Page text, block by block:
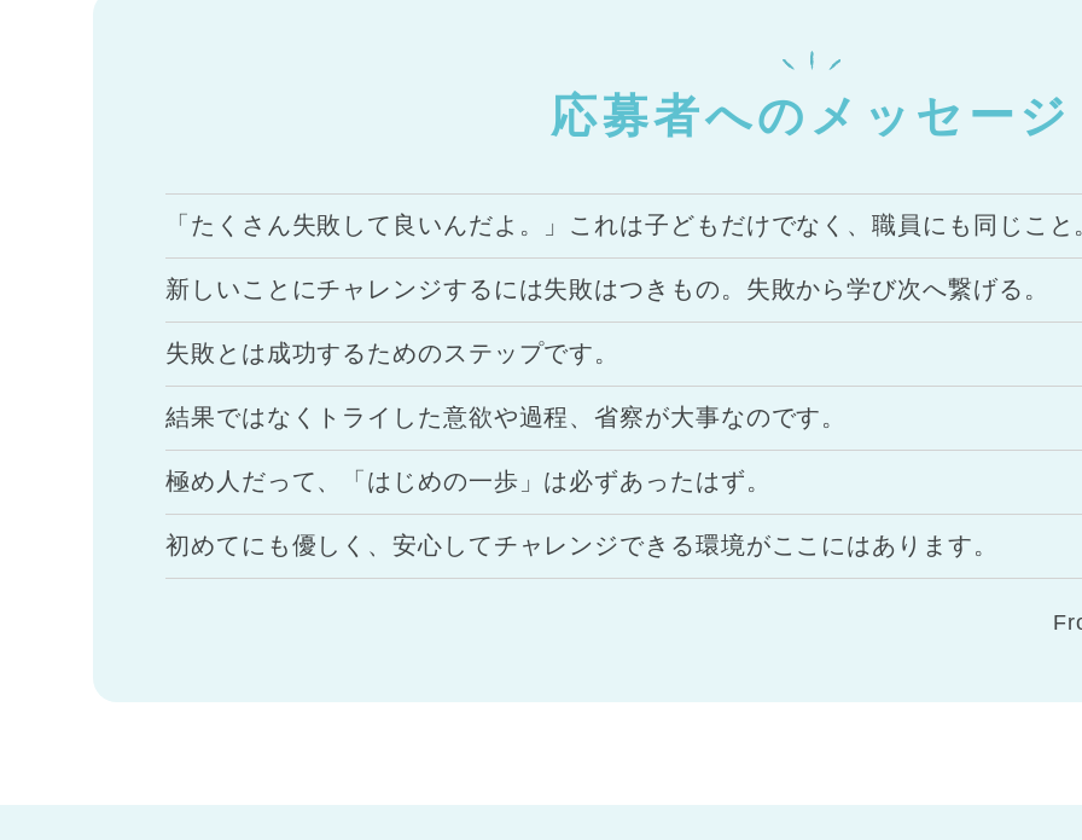
応募者へのメッセージ
「たくさん失敗して良いんだよ。」これは子どもだけでなく、職員にも同じこと
新しいことにチャレンジするには失敗はつきもの。失敗から学び次へ繋げる。
失敗とは成功するためのステップです。
結果ではなくトライした意欲や過程、省察が大事なのです。
極め人だって、「はじめの一歩」は必ずあったはず。
初めてにも優しく、安心してチャレンジできる環境がここにはあります。